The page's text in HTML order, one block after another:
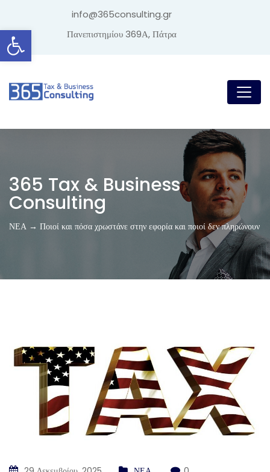
Ανοίξτε τη γραμμή εργαλείων
info@365consulting.gr
Πανεπιστημίου 369Α, Πάτρα
365 Tax & Business
Consulting
ΝΕΑ → Ποιοί και πόσα χρωστάνε στην εφορία και ποιοί δεν πληρώνουν